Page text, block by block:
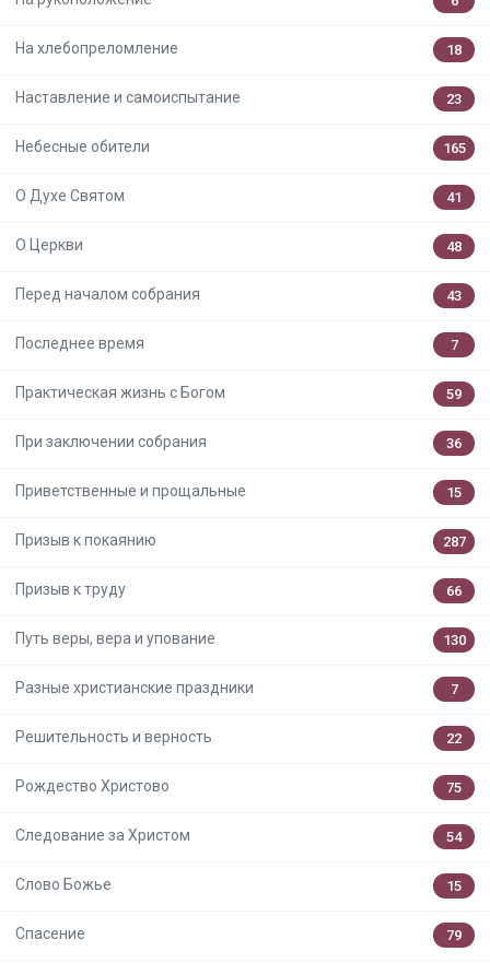
На хлебопреломление 18
Наставление и самоиспытание 23
Небесные обители 165
О Духе Святом 41
О Церкви 48
Перед началом собрания 43
Последнее время 7
Практическая жизнь с Богом 59
При заключении собрания 36
Приветственные и прощальные 15
Призыв к покаянию 287
Призыв к труду 66
Путь веры, вера и упование 130
Разные христианские праздники 7
Решительность и верность 22
Рождество Христово 75
Следование за Христом 54
Слово Божье 15
Спасение 79